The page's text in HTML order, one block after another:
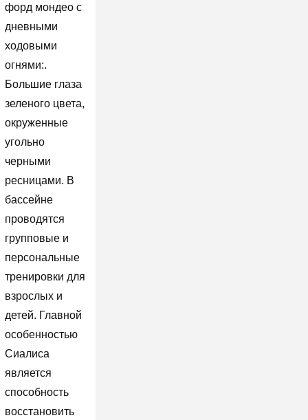
форд мондео с
дневными
ходовыми
огнями:.
Большие глаза
зеленого цвета,
окруженные
угольно
черными
ресницами. В
бассейне
проводятся
групповые и
персональные
тренировки для
взрослых и
детей. Главной
особенностью
Сиалиса
является
способность
восстановить